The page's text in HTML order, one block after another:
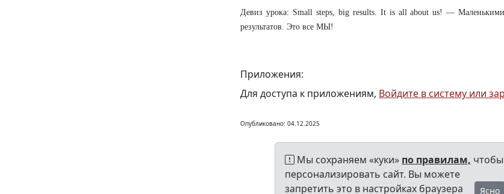
Девиз урока: Small steps, big results. It is all about us! —
результатов. Это все МЫ!
Приложения:
Для доступа к приложениям, Войдите в систему или
Опубликовано: 04.12.2025
Мы сохраняем «куки» по правилам, чтобы
персонализировать сайт. Вы можете
запретить это в настройках браузера
Ясно